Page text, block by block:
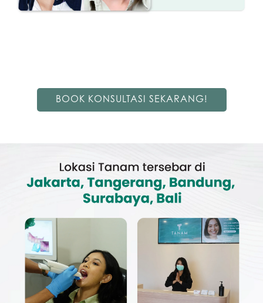
BOOK KONSULTASI SEKARANG!